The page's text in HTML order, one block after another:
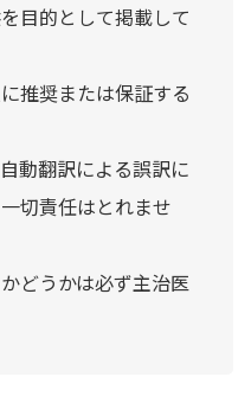
目的として掲載して
推奨または保証する
動翻訳による誤訳に
切責任はとれませ
どうかは必ず主治医